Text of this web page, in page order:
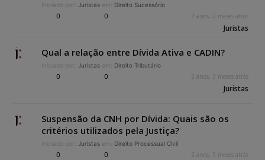
Iniciado por: Juristas em: Direito Sucessório
0 0 2 anos, 2 meses atrás
Juristas
Qual a relação entre Dívida Ativa e CADIN?
Iniciado por: Juristas em: Direito Tributário
0 0 2 anos, 3 meses atrás
Juristas
Suspensão da CNH por Dívida: Quais são os
critérios utilizados pela Justiça?
Iniciado por: Juristas em: Direito Processual Civil
0 0 2 anos, 3 meses atrás